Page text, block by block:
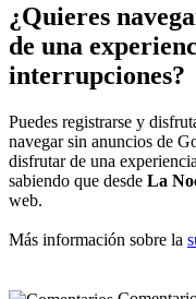
¿Quieres
de una
interrupciones?
Puedes registrarse y
navegar sin anuncios de
disfrutar de una
sabiendo que desde La
web.
Más información sobre la